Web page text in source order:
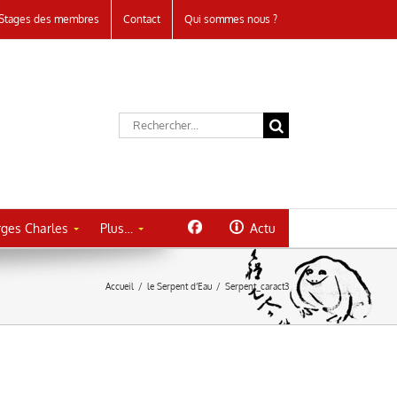
des membres Contact Qui sommes nous ?
Rechercher:
Charles Plus… Actu
Accueil / le Serpent d’Eau / Serpent_caract3